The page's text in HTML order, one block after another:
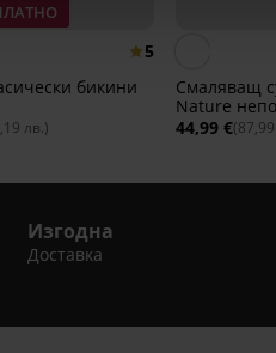
5
бикини
лв.)
Смаляващ
Nature
44,99 €
Изгодна
Доставка